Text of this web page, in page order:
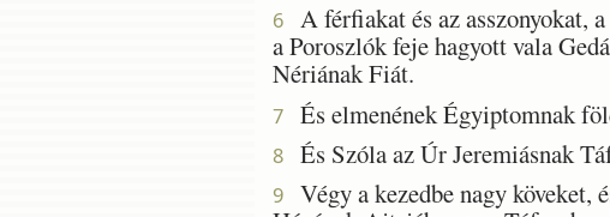
6
A férfiakat és az asszonyokat,
a Poroszlók feje hagyott vala
Nériának Fiát.
7 És elmenének Égyiptomnak
8 És Szóla az Úr Jeremiásnak
9
Végy a kezedbe nagy köveket,